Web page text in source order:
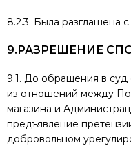
8.2.3. Была разглашена
9.РАЗРЕШЕНИЕ
9.1. До обращения в
из отношений между
магазина и
предъявление
добровольном